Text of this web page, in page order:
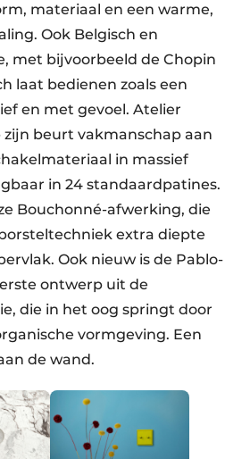
materiaal en een warme,
Ook Belgisch en
met bijvoorbeeld de Chopin
laat bedienen zoals een
en met gevoel. Atelier
beurt vakmanschap aan
in massief
in 24 standaardpatines.
Bouchonné-afwerking, die
extra diepte
Ook nieuw is de Pablo-
ontwerp uit de
die in het oog springt door
vormgeving. Een
de wand.